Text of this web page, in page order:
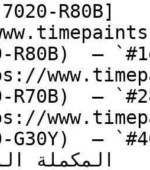
R80B]
R80B)  —
R70B)  —
G30Y)  —